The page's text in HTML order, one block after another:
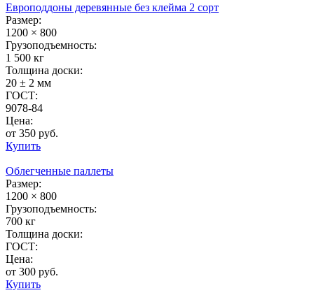
Европоддоны деревянные без клейма 2 сорт
Размер:
1200 × 800
Грузоподъемность:
1 500 кг
Толщина доски:
20 ± 2 мм
ГОСТ:
9078-84
Цена:
от 350 руб.
Купить
Облегченные паллеты
Размер:
1200 × 800
Грузоподъемность:
700 кг
Толщина доски:
ГОСТ:
Цена:
от 300 руб.
Купить